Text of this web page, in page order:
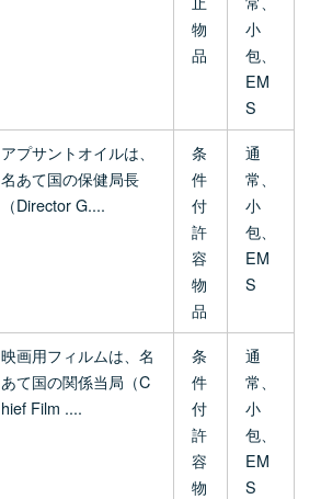
物
品
小
包、
EM
S
アプサントオイルは、
名あて国の保健局長
（Director G....
条
件
付
許
容
物
品
通
常、
小
包、
EM
S
映画用フィルムは、名
あて国の関係当局（C
hief Film ....
条
件
付
許
容
物
通
常、
小
包、
EM
S